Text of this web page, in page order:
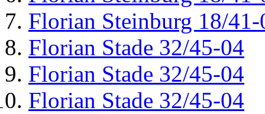
Florian Steinburg 18/41-
Florian Stade 32/45-04
Florian Stade 32/45-04
Florian Stade 32/45-04